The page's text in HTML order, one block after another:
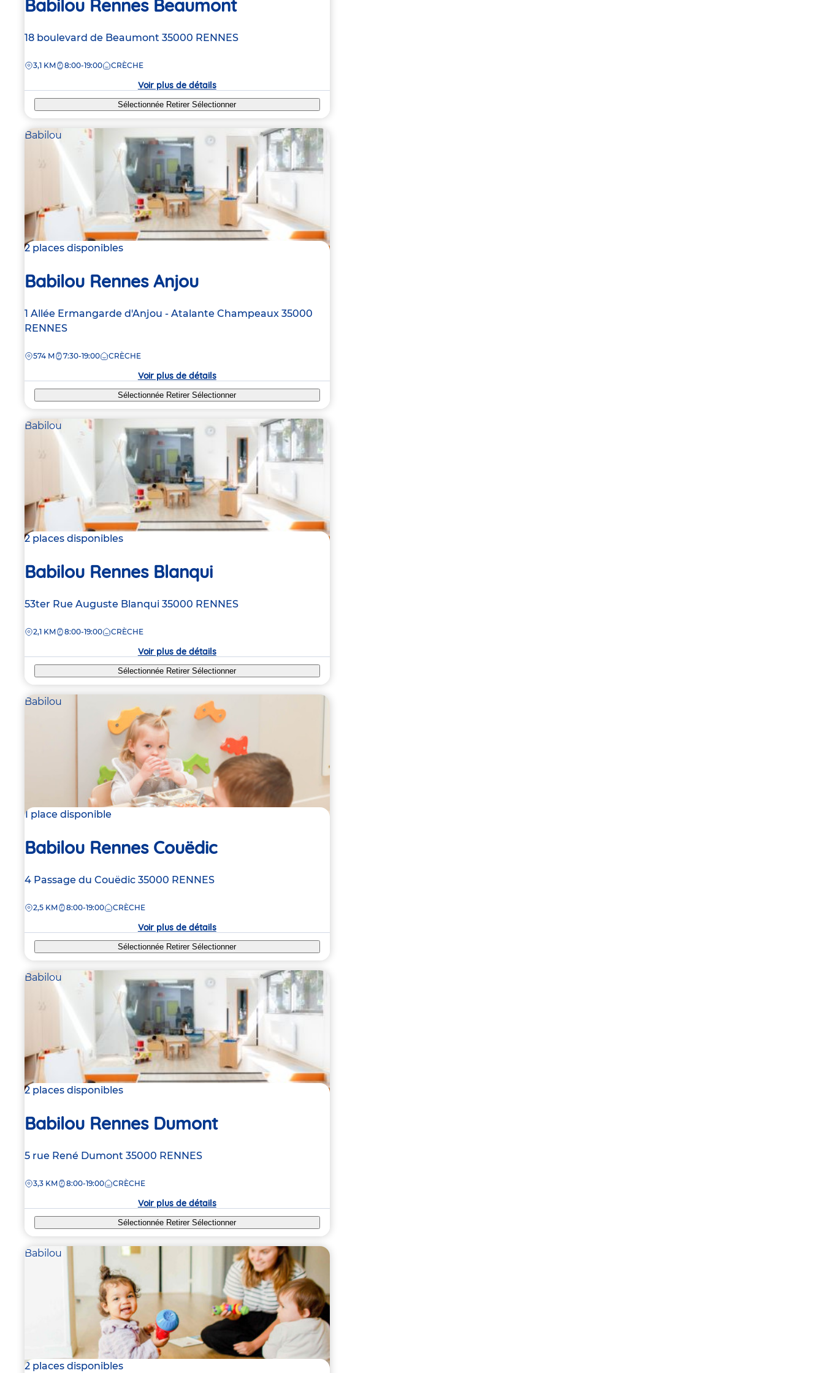
Babilou Rennes Beaumont
Adresse
la
18 boulevard de Beaumont 35000 RENNES
DISTANCE
3,1 KM 8:00-19:00 CRÈCHE
Voir plus de détails
Sélectionnée RetirerSélectionner
Babilou
2 places disponibles
Babilou Rennes Anjou
Adresse
de
crèche
1 Allée Ermangarde d'Anjou - Atalante Champeaux 35000
RENNES
DISTANCE
574 M 7:30-19:00 CRÈCHE
Voir plus de détails
Sélectionnée RetirerSélectionner
Babilou
2 places disponibles
Babilou Rennes Blanqui
Adresse
la
53ter Rue Auguste Blanqui 35000 RENNES
DISTANCE
2,1 KM 8:00-19:00 CRÈCHE
Voir plus de détails
Sélectionnée RetirerSélectionner
Babilou
1 place disponible
Babilou Rennes Couëdic
Adresse
la
4 Passage du Couëdic 35000 RENNES
DISTANCE
2,5 KM 8:00-19:00 CRÈCHE
Voir plus de détails
Sélectionnée RetirerSélectionner
Babilou
2 places disponibles
Babilou Rennes Dumont
Adresse
la
5 rue René Dumont 35000 RENNES
DISTANCE
3,3 KM 8:00-19:00 CRÈCHE
Voir plus de détails
Sélectionnée RetirerSélectionner
Babilou
2 places disponibles